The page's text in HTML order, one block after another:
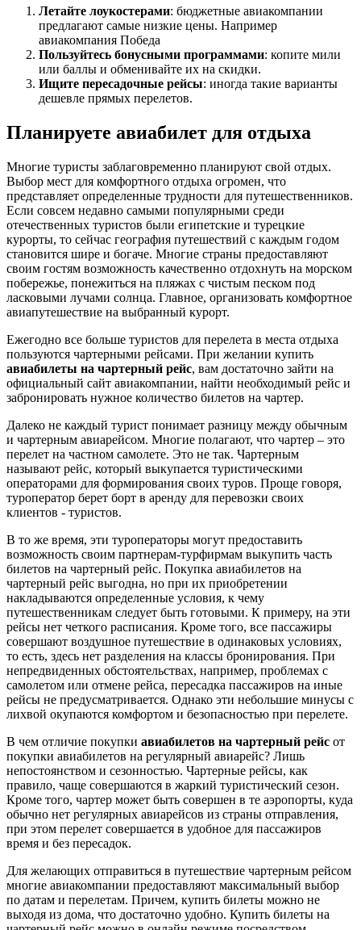
Летайте лоукостерами: бюджетные авиакомпании
предлагают самые низкие цены. Например
авиакомпания Победа
Пользуйтесь бонусными программами: копите мили
или баллы и обменивайте их на скидки.
Ищите пересадочные рейсы: иногда такие варианты
дешевле прямых перелетов.
Планируете авиабилет для отдыха
Многие туристы заблаговременно планируют свой отдых.
Выбор мест для комфортного отдыха огромен, что
представляет определенные трудности для путешественников.
Если совсем недавно самыми популярными среди
отечественных туристов были египетские и турецкие
курорты, то сейчас география путешествий с каждым годом
становится шире и богаче. Многие страны предоставляют
своим гостям возможность качественно отдохнуть на морском
побережье, понежиться на пляжах с чистым песком под
ласковыми лучами солнца. Главное, организовать комфортное
авиапутешествие на выбранный курорт.
Ежегодно все больше туристов для перелета в места отдыха
пользуются чартерными рейсами. При желании купить
авиабилеты на чартерный рейс, вам достаточно зайти на
официальный сайт авиакомпании, найти необходимый рейс и
забронировать нужное количество билетов на чартер.
Далеко не каждый турист понимает разницу между обычным
и чартерным авиарейсом. Многие полагают, что чартер – это
перелет на частном самолете. Это не так. Чартерным
называют рейс, который выкупается туристическими
операторами для формирования своих туров. Проще говоря,
туроператор берет борт в аренду для перевозки своих
клиентов - туристов.
В то же время, эти туроператоры могут предоставить
возможность своим партнерам-турфирмам выкупить часть
билетов на чартерный рейс. Покупка авиабилетов на
чартерный рейс выгодна, но при их приобретении
накладываются определенные условия, к чему
путешественникам следует быть готовыми. К примеру, на эти
рейсы нет четкого расписания. Кроме того, все пассажиры
совершают воздушное путешествие в одинаковых условиях,
то есть, здесь нет разделения на классы бронирования. При
непредвиденных обстоятельствах, например, проблемах с
самолетом или отмене рейса, пересадка пассажиров на иные
рейсы не предусматривается. Однако эти небольшие минусы с
лихвой окупаются комфортом и безопасностью при перелете.
В чем отличие покупки авиабилетов на чартерный рейс от
покупки авиабилетов на регулярный авиарейс? Лишь
непостоянством и сезонностью. Чартерные рейсы, как
правило, чаще совершаются в жаркий туристический сезон.
Кроме того, чартер может быть совершен в те аэропорты, куда
обычно нет регулярных авиарейсов из страны отправления,
при этом перелет совершается в удобное для пассажиров
время и без пересадок.
Для желающих отправиться в путешествие чартерным рейсом
многие авиакомпании предоставляют максимальный выбор
по датам и перелетам. Причем, купить билеты можно не
выходя из дома, что достаточно удобно. Купить билеты на